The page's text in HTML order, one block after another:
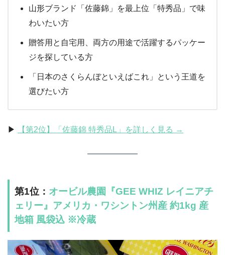
山形ブランド「佐藤錦」を最上位「特秀品」で味
わいたい方
贈答用と自宅用、両方の用途で活躍するパッケー
ジを探している方
「日本のさくらんぼといえばこれ」という王道を
選びたい方
▶︎ 【第2位】「佐藤錦 特秀品L」を詳しく見る →
第1位： オービル農園『GEE WHIZ レイニアチ
ェリー』アメリカ・ワシントン州産 約1kg 産
地箱 風袋込 ※冷蔵